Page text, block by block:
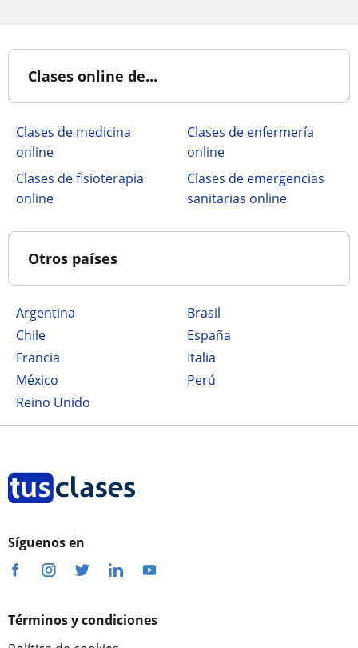
Clases online de...
Clases de medicina
online
Clases de enfermería
online
Clases de fisioterapia
online
Clases de emergencias
sanitarias online
Otros países
Argentina
Brasil
Chile
España
Francia
Italia
México
Perú
Reino Unido
Síguenos en
Términos y condiciones